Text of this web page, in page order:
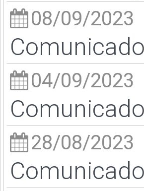
08/09/2023
04/09/2023
28/08/2023